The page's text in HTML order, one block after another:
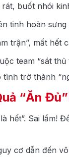
rát, buốt nhói
tinh hoàn
trận”, mất hết
team “sát
trở thành
“Ăn
hết”. Sai lầm!
cơ dẫn đến